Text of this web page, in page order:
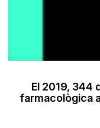
El 2019, 344
farmacològica